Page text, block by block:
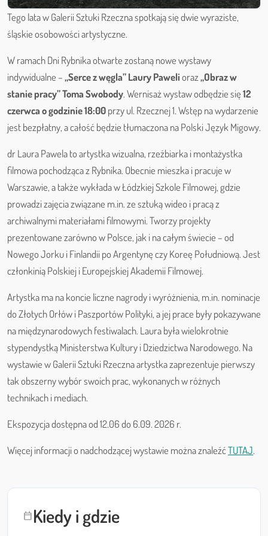
calendar_todayKiedy i gdzie
Tego lata w Galerii Sztuki Rzeczna spotkają się dwie wyraziste,
śląskie osobowości artystyczne.
W ramach Dni Rybnika otwarte zostaną nowe wystawy
indywidualne –„Serce z węgla” Laury Pawelioraz„Obraz w
stanie pracy” Toma Swobody. Wernisaż wystaw odbędzie się12
czerwca o godzinie 18:00przy ul. Rzecznej 1. Wstęp na wydarzenie
jest bezpłatny, a całość będzie tłumaczona na Polski Język Migowy.
dr Laura Pawela to artystka wizualna, rzeźbiarka i montażystka
filmowa pochodząca z Rybnika. Obecnie mieszka i pracuje w
Warszawie, a także wykłada w Łódzkiej Szkole Filmowej, gdzie
prowadzi zajęcia związane m.in. ze sztuką wideo i pracą z
archiwalnymi materiałami filmowymi. Tworzy projekty
prezentowane zarówno w Polsce, jak i na całym świecie – od
Nowego Jorku i Finlandii po Argentynę czy Koreę Południową. Jest
członkinią Polskiej i Europejskiej Akademii Filmowej.
Artystka ma na koncie liczne nagrody i wyróżnienia, m.in. nominacje
do Złotych Orłów i Paszportów Polityki, a jej prace były pokazywane
na międzynarodowych festiwalach. Laura była wielokrotnie
stypendystką Ministerstwa Kultury i Dziedzictwa Narodowego. Na
wystawie w Galerii Sztuki Rzeczna artystka zaprezentuje pierwszy
tak obszerny wybór swoich prac, wykonanych w różnych
technikach i mediach.
Ekspozycja dostępna od 12.06 do 6.09. 2026 r.
Więcej informacji o nadchodzącej wystawie można znaleźćTUTAJ.